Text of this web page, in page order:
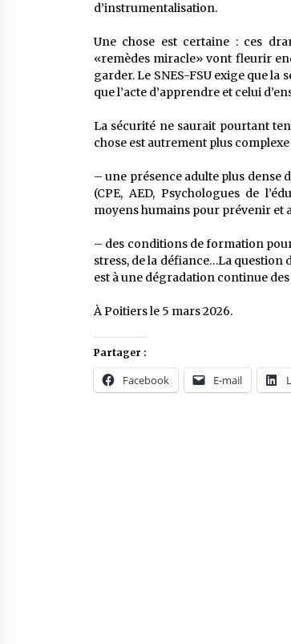
d’instrumentalisation.
Une chose est certaine : ces
«remèdes miracle» vont fleurir
garder. Le SNES-FSU exige que la
que l’acte d’apprendre et celui
La sécurité ne saurait pourtant
chose est autrement plus
– une présence adulte plus dense
(CPE, AED, Psychologues de
moyens humains pour prévenir et
– des conditions de formation
stress, de la défiance…La question
est à une dégradation continue
À Poitiers le 5 mars 2026.
Partager :
Facebook E-mail